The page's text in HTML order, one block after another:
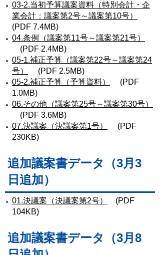
03-2.当初予算議案資料（特別会計・企
業会計：議案第2号～議案第10号）
(PDF 7.4MB)
04.条例（議案第11号～議案第21号）
(PDF 2.4MB)
05-1.補正予算（議案第22号～議案第24
号）
(PDF 2.5MB)
05-2.補正予算（予算資料）
(PDF
1.0MB)
06.その他（議案第25号～議案第30号）
(PDF 3.6MB)
07.決議案（決議案第1号）
(PDF
230KB)
追加議案書データ（3月3
日追加）
01.決議案（決議案第2号）
(PDF
104KB)
追加議案書データ（3月8